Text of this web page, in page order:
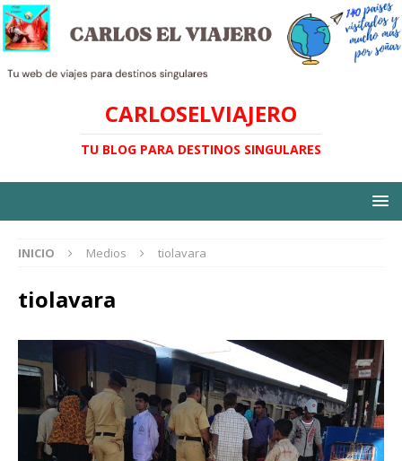
CARLOSELVIAJERO
TU BLOG PARA DESTINOS SINGULARES
INICIO Medios tiolavara
tiolavara